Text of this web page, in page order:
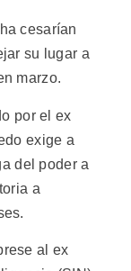
cesarían
su lugar a
marzo.
por el ex
exige a
del poder a
a
al ex